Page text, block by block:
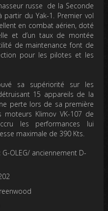
russe de la Seconde
partir du Yak-1. Premier vol
en combat aérien, doté
et d’un taux de montée
de maintenance font de
pour les pilotes et les
sa supériorité sur les
15 appareils de la
perte lors de sa première
moteurs Klimov VK-107 de
les performances lui
maximale de 390 Kts.
G-OLEG/ anciennement D-